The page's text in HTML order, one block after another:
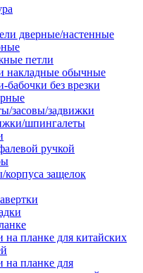
дверные/настенные
петли
накладные обычные
бабочки без врезки
засовы/задвижки
шпингалеты
ручкой
защелок
на планке для китайских
на планке для